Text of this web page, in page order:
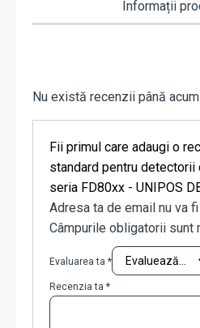
Informații
Nu există recenzii până acum.
Fii primul care adaugi o
standard pentru detectorii
seria FD80xx - UNIPOS
Adresa ta de email nu va
Câmpurile obligatorii sunt
Evaluarea ta *
Recenzia ta *